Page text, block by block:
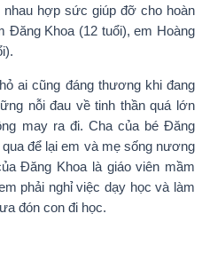
hợp sức giúp đỡ cho hoàn
Đăng Khoa (12 tuổi), em Hoàng
ai cũng đáng thương khi đang
nỗi đau về tinh thần quá lớn
may ra đi. Cha của bé Đăng
để lại em và mẹ sống nương
Đăng Khoa là giáo viên mầm
phải nghỉ việc dạy học và làm
đón con đi học.